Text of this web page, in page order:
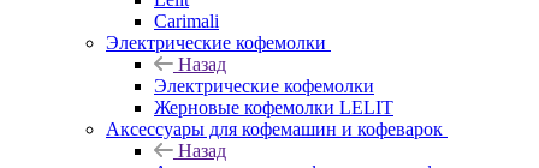
Carimali
Электрические кофемолки
Назад
Электрические кофемолки
Жерновые кофемолки LELIT
Аксессуары для кофемашин и кофеварок
Назад